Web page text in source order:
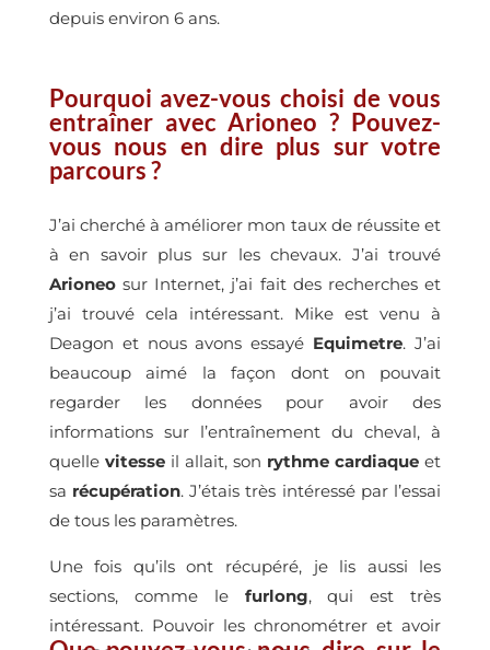
depuis environ 6 ans.
Pourquoi avez-vous choisi de vous
entraîner avec Arioneo ? Pouvez-
vous nous en dire plus sur votre
parcours ?
J’ai cherché à améliorer mon taux de réussite et
à en savoir plus sur les chevaux. J’ai trouvé
Arioneosur Internet, j’ai fait des recherches et
j’ai trouvé cela intéressant. Mike est venu à
Deagon et nous avons essayé Equimetre. J’ai
beaucoup aimé la façon dont on pouvait
regarder les données pour avoir des
informations sur l’entraînement du cheval, à
quelle vitesseil allait, son rythme cardiaque et
sa récupération. J’étais très intéressé par l’essai
de tous les paramètres.
Une fois qu’ils ont récupéré, je lis aussi les
sections, comme le furlong, qui est très
intéressant. Pouvoir les chronométrer et avoir